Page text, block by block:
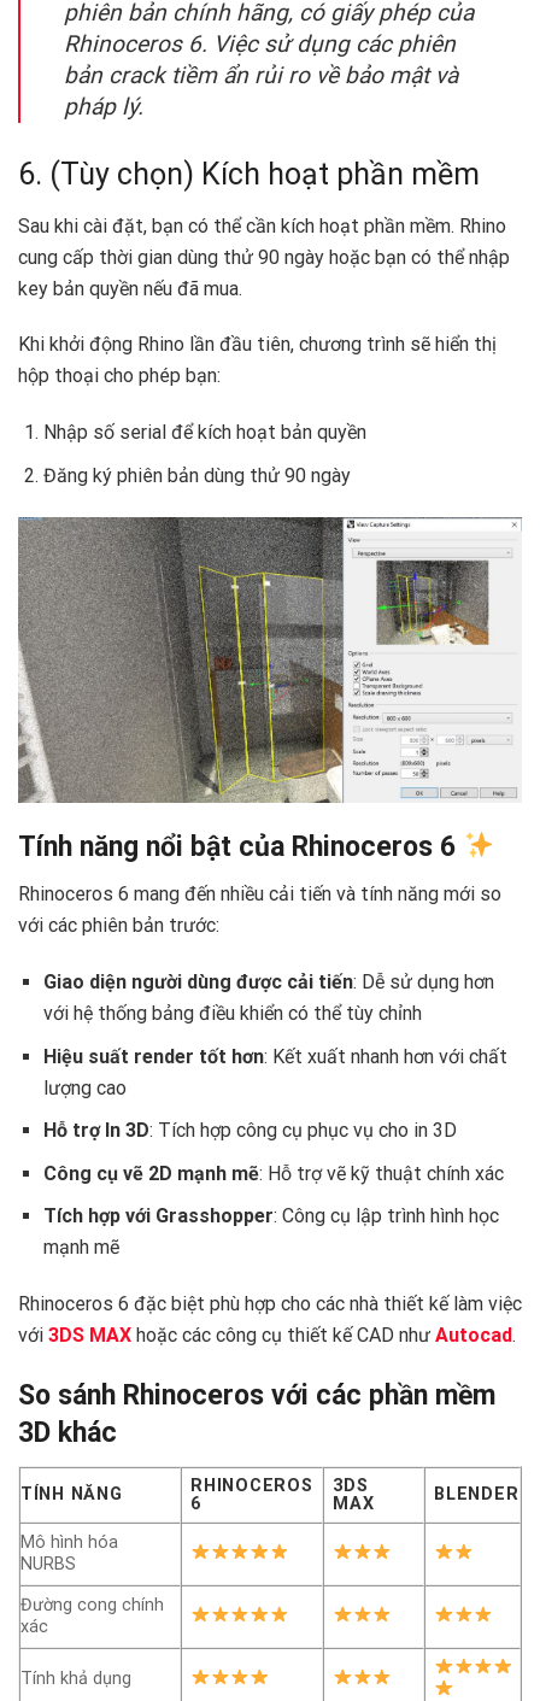
phiên bản chính hãng, có giấy phép của
Rhinoceros 6. Việc sử dụng các phiên
bản crack tiềm ẩn rủi ro về bảo mật và
pháp lý.
6. (Tùy chọn) Kích hoạt phần mềm
Sau khi cài đặt, bạn có thể cần kích hoạt phần mềm. Rhino
cung cấp thời gian dùng thử 90 ngày hoặc bạn có thể nhập
key bản quyền nếu đã mua.
Khi khởi động Rhino lần đầu tiên, chương trình sẽ hiển thị
hộp thoại cho phép bạn:
Nhập số serial để kích hoạt bản quyền
Đăng ký phiên bản dùng thử 90 ngày
Tính năng nổi bật của Rhinoceros 6
Rhinoceros 6 mang đến nhiều cải tiến và tính năng mới so
với các phiên bản trước:
Giao diện người dùng được cải tiến: Dễ sử dụng hơn
với hệ thống bảng điều khiển có thể tùy chỉnh
Hiệu suất render tốt hơn: Kết xuất nhanh hơn với chất
lượng cao
Hỗ trợ In 3D: Tích hợp công cụ phục vụ cho in 3D
Công cụ vẽ 2D mạnh mẽ: Hỗ trợ vẽ kỹ thuật chính xác
Tích hợp với Grasshopper: Công cụ lập trình hình học
mạnh mẽ
Rhinoceros 6 đặc biệt phù hợp cho các nhà thiết kế làm việc
với 3DS MAX hoặc các công cụ thiết kế CAD như Autocad.
So sánh Rhinoceros với các phần mềm
3D khác
TÍNH NĂNG
RHINOCEROS
6
3DS
MAX
BLENDER
Mô hình hóa
NURBS
Đường cong chính
xác
Tính khả dụng